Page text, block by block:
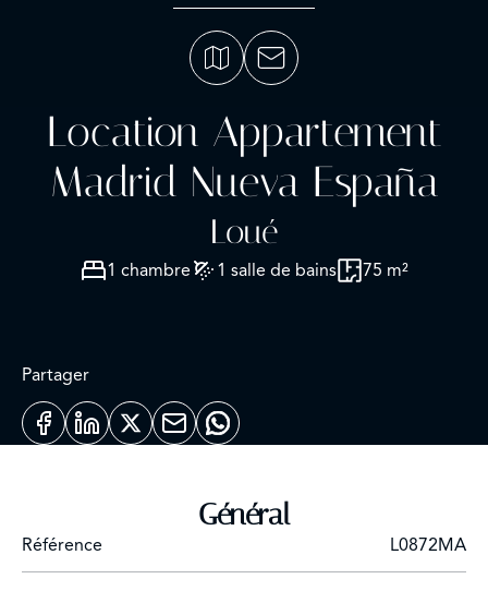
Location Appartement
Madrid Nueva España
Loué
1 chambre 1 salle de bains 75 m²
Partager
Général
Référence L0872MA